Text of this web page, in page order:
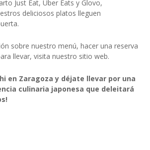
Just Eat, Uber Eats y Glovo,
deliciosos platos lleguen
sobre nuestro menú, hacer una reserva
llevar, visita nuestro sitio web.
en Zaragoza y déjate llevar por una
culinaria japonesa que deleitará